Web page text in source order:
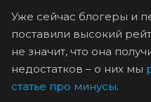
Уже сейчас блогеры и
поставили высокий
не значит, что она
недостатков – о них мы
статье про минусы.